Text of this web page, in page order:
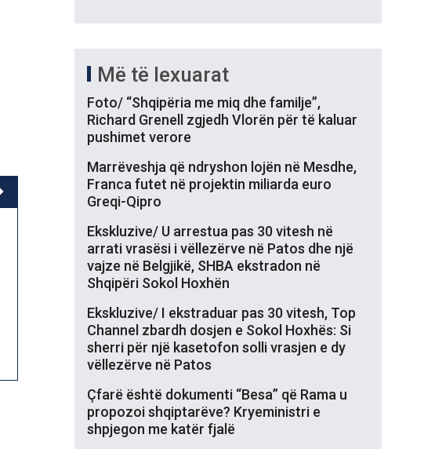
Më të lexuarat
Foto/ “Shqipëria me miq dhe familje”,
Richard Grenell zgjedh Vlorën për të kaluar
pushimet verore
Marrëveshja që ndryshon lojën në Mesdhe,
Franca futet në projektin miliarda euro
Greqi-Qipro
Ekskluzive/ U arrestua pas 30 vitesh në
arrati vrasësi i vëllezërve në Patos dhe një
vajze në Belgjikë, SHBA ekstradon në
Shqipëri Sokol Hoxhën
Ekskluzive/ I ekstraduar pas 30 vitesh, Top
Channel zbardh dosjen e Sokol Hoxhës: Si
sherri për një kasetofon solli vrasjen e dy
vëllezërve në Patos
Çfarë është dokumenti “Besa” që Rama u
propozoi shqiptarëve? Kryeministri e
shpjegon me katër fjalë